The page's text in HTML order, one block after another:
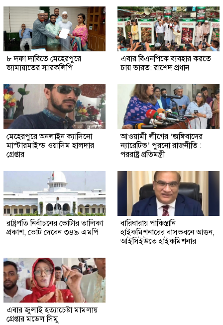
৮ দফা দাবিতে মেহেরপুরে
জামায়াতের স্মারকলিপি
এবার বিএনপিকে ব্যবহার করতে
চায় ভারত: রাশেদ প্রধান
মেহেরপুরে অনলাইন ক্যাসিনো
মাস্টারমাইন্ড ওয়াসিম হালদার
গ্রেপ্তার
আওয়ামী লীগের ‘জঙ্গিবাদের
ন্যারেটিভ’ পুরনো রাজনীতি :
পররাষ্ট্র প্রতিমন্ত্রী
রাষ্ট্রপতি নির্বাচনের ভোটার তালিকা
প্রকাশ, ভোট দেবেন ৩৪৯ এমপি
বারিধারায় পাকিস্তানি
হাইকমিশনারের বাসভবনে আগুন,
আইসিইউতে হাইকমিশনার
এবার জুলাই হত্যাচেষ্টা মামলায়
গ্রেপ্তার মডেল সিমু